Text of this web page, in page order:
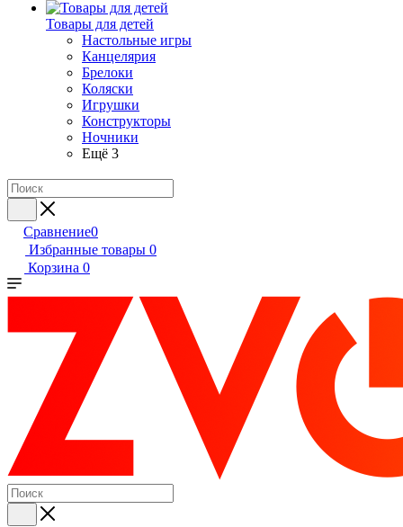
Товары для детей
Настольные игры
Канцелярия
Брелоки
Коляски
Игрушки
Конструкторы
Ночники
Ещё 3
Сравнение0
Избранные товары 0
Корзина 0